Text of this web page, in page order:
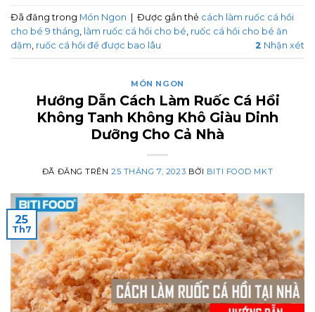
Đã đăng trong Món Ngon Được gắn thẻ cách làm ruốc cá hồi
cho bé 9 tháng
làm ruốc cá hồi cho bé ruốc cá hồi cho bé ăn
dặm ruốc cá hồi để được bao lâu 2 Nhận xét
MÓN NGON
Hướng Dẫn Cách Làm Ruốc Cá Hồi
Không Tanh Không Khô Giàu Dinh
Dưỡng Cho Cả Nhà
ĐÃ ĐĂNG TRÊN25 THÁNG 7, 2023 BỞI BITI FOOD MKT
25
Th7